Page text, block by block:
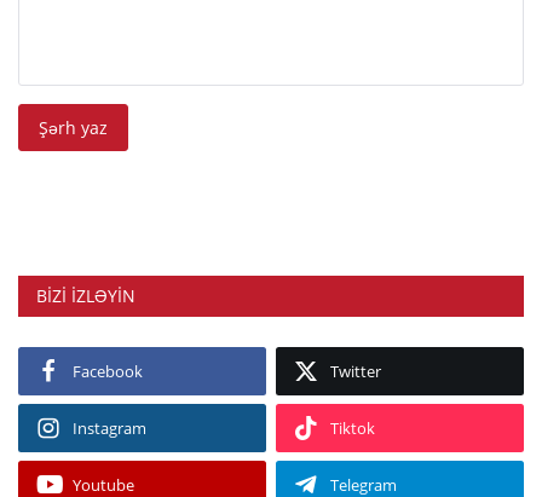
Şərh yaz
BIZI IZLƏYIN
Facebook Twitter
Instagram Tiktok
Youtube Telegram